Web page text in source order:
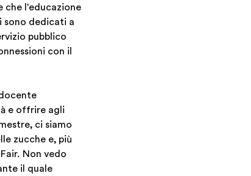
che l'educazione
sono dedicati a
pubblico
con il
e offrire agli
ci siamo
zucche e, più
Non vedo
il quale